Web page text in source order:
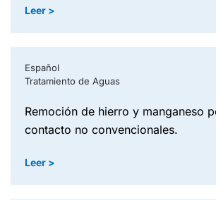
Leer >
Español
Tratamiento de Aguas
remoción de hierro y manganeso por medios de
contacto no convencionales.
Leer >